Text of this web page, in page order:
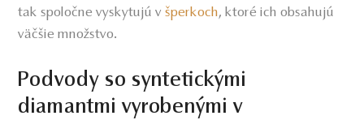
tak spoločne vyskytujú všperkoch, ktoré ich obsahujú
väčšie množstvo.
Podvody so syntetickými
diamantmi vyrobenými v